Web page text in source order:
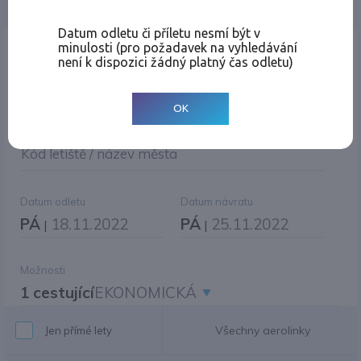
Místo odletu
Kód letiště / název města
Datum odletu
PÁ | 18.11.2022
Datum návratu
PÁ | 25.11.2022
Možnosti
1 cestujícíEKONOMICKÁ
Jen přímé lety Všechny aerolinky
Datum odletu či příletu nesmí být v
minulosti (pro požadavek na vyhledávání
není k dispozici žádný platný čas odletu)
OK